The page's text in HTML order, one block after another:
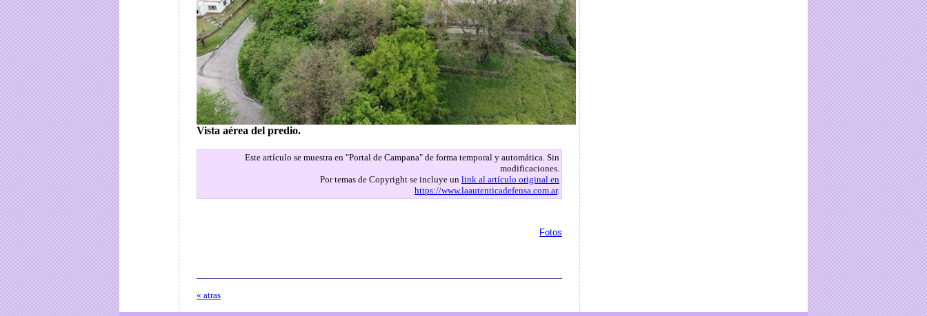
Vista aérea del predio.
Este artículo se muestra en "Portal de Campana" de forma temporal y automática. Sin
modificaciones.
Por temas de Copyright se incluye un link al artículo original en
https://www.laautenticadefensa.com.ar.
Fotos
« atras